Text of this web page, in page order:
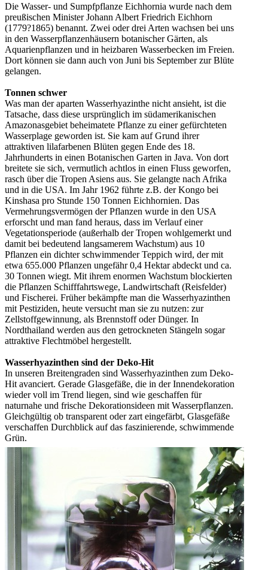
Die Wasser- und Sumpfpflanze Eichhornia wurde nach dem
preußischen Minister Johann Albert Friedrich Eichhorn
(1779?1865) benannt. Zwei oder drei Arten wachsen bei uns
in den Wasserpflanzenhäusern botanischer Gärten, als
Aquarienpflanzen und in heizbaren Wasserbecken im Freien.
Dort können sie dann auch von Juni bis September zur Blüte
gelangen.
Tonnen schwer
Was man der aparten Wasserhyazinthe nicht ansieht, ist die
Tatsache, dass diese ursprünglich im südamerikanischen
Amazonasgebiet beheimatete Pflanze zu einer gefürchteten
Wasserplage geworden ist. Sie kam auf Grund ihrer
attraktiven lilafarbenen Blüten gegen Ende des 18.
Jahrhunderts in einen Botanischen Garten in Java. Von dort
breitete sie sich, vermutlich achtlos in einen Fluss geworfen,
rasch über die Tropen Asiens aus. Sie gelangte nach Afrika
und in die USA. Im Jahr 1962 führte z.B. der Kongo bei
Kinshasa pro Stunde 150 Tonnen Eichhornien. Das
Vermehrungsvermögen der Pflanzen wurde in den USA
erforscht und man fand heraus, dass im Verlauf einer
Vegetationsperiode (außerhalb der Tropen wohlgemerkt und
damit bei bedeutend langsamerem Wachstum) aus 10
Pflanzen ein dichter schwimmender Teppich wird, der mit
etwa 655.000 Pflanzen ungefähr 0,4 Hektar abdeckt und ca.
30 Tonnen wiegt. Mit ihrem enormen Wachstum blockierten
die Pflanzen Schifffahrtswege, Landwirtschaft (Reisfelder)
und Fischerei. Früher bekämpfte man die Wasserhyazinthen
mit Pestiziden, heute versucht man sie zu nutzen: zur
Zellstoffgewinnung, als Brennstoff oder Dünger. In
Nordthailand werden aus den getrockneten Stängeln sogar
attraktive Flechtmöbel hergestellt.
Wasserhyazinthen sind der Deko-Hit
In unseren Breitengraden sind Wasserhyazinthen zum Deko-
Hit avanciert. Gerade Glasgefäße, die in der Innendekoration
wieder voll im Trend liegen, sind wie geschaffen für
naturnahe und frische Dekorationsideen mit Wasserpflanzen.
Gleichgültig ob transparent oder zart eingefärbt, Glasgefäße
verschaffen Durchblick auf das faszinierende, schwimmende
Grün.